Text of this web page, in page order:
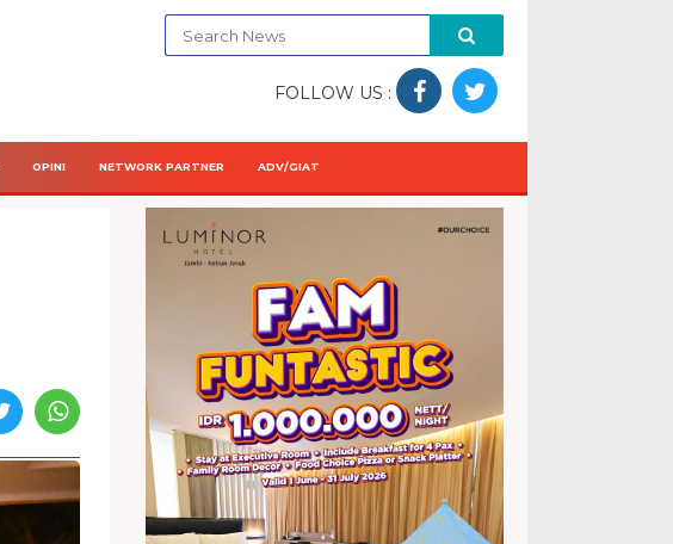
FOLLOW US :
OPINI NETWORK PARTNER ADV/GIAT